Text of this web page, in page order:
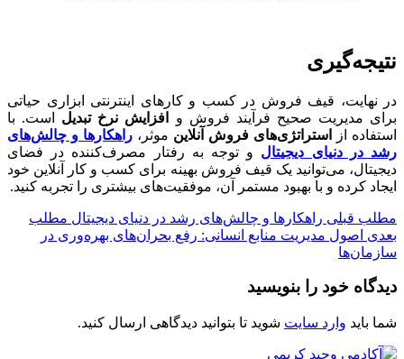
نتیجه‌گیری
در نهایت، قیف فروش در کسب و کارهای اینترنتی ابزاری حیاتی
برای مدیریت صحیح فرآیند فروش و
افزایش نرخ تبدیل است. با
استفاده از
استراتژی‌های فروش آنلاین موثر، راهکارها و چالش‌های
رشد در دنیای دیجیتال و توجه به رفتار مصرف‌کننده در فضای
دیجیتال، می‌توانید یک قیف فروش بهینه برای کسب و کار آنلاین خود
ایجاد کرده و با بهبود مستمر آن، موفقیت‌های بیشتری را تجربه کنید.
مطلب قبلی راهکارها و چالش‌های رشد در دنیای دیجیتال مطلب
بعدی اصول مدیریت منابع انسانی: رفع بحران‌های بهره‌وری در
سازمان‌ها
دیدگاه خود را بنویسید
شما باید وارد سایت شوید تا بتوانید دیدگاهی ارسال کنید.